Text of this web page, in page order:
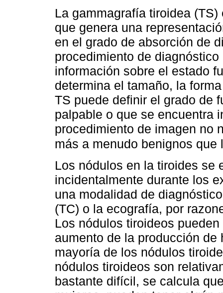
La gammagrafía tiroidea
que genera una
en el grado de absorción de
procedimiento de
información sobre el estado
determina el tamaño, la
TS puede definir el grado de
palpable o que se encuentra
procedimiento de imagen no
más a menudo benignos
Los nódulos en la tiroides se
incidentalmente durante los
una modalidad de
(TC) o la ecografía, por
Los nódulos tiroideos
aumento de la producción
mayoría de los nódulos
nódulos tiroideos son
bastante difícil, se calcula